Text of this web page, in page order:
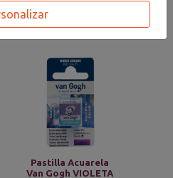
Pastilla Acuarela
Van Gogh VIOLETA